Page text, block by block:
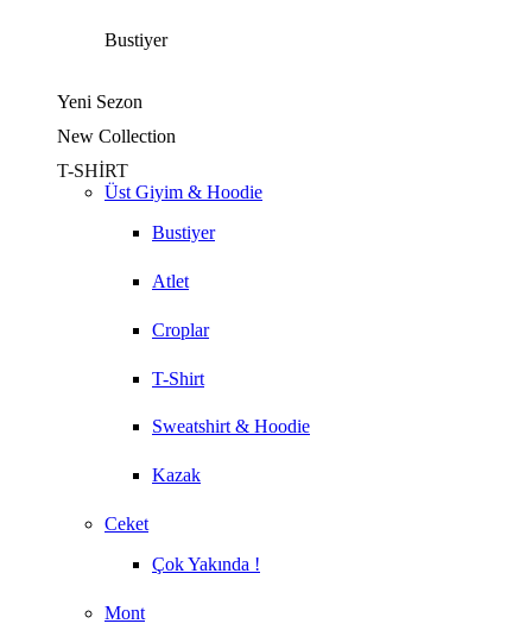
Bustiyer
Yeni Sezon
New Collection
T-SHİRT
Üst Giyim & Hoodie
Bustiyer
Atlet
Croplar
T-Shirt
Sweatshirt & Hoodie
Kazak
Ceket
Çok Yakında !
Mont